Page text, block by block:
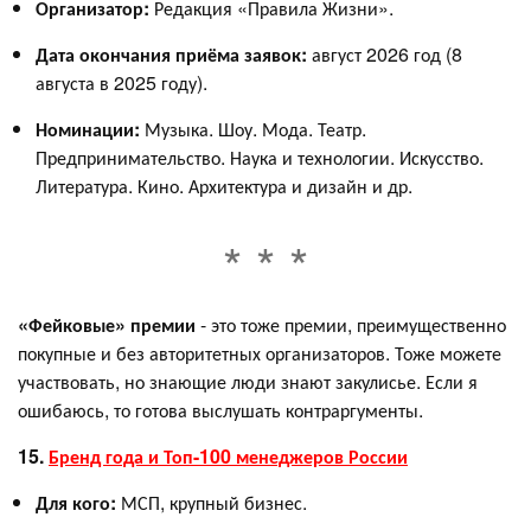
Организатор: Редакция «Правила Жизни».
Дата окончания приёма заявок: август 2026 год (8
августа в 2025 году).
Номинации: Музыка. Шоу. Мода. Театр.
Предпринимательство. Наука и технологии. Искусство.
Литература. Кино. Архитектура и дизайн и др.
«Фейковые» премии - это тоже премии, преимущественно
покупные и без авторитетных организаторов. Тоже можете
участвовать, но знающие люди знают закулисье. Если я
ошибаюсь, то готова выслушать контраргументы.
15. Бренд года и Топ-100 менеджеров России
Для кого: МСП, крупный бизнес.